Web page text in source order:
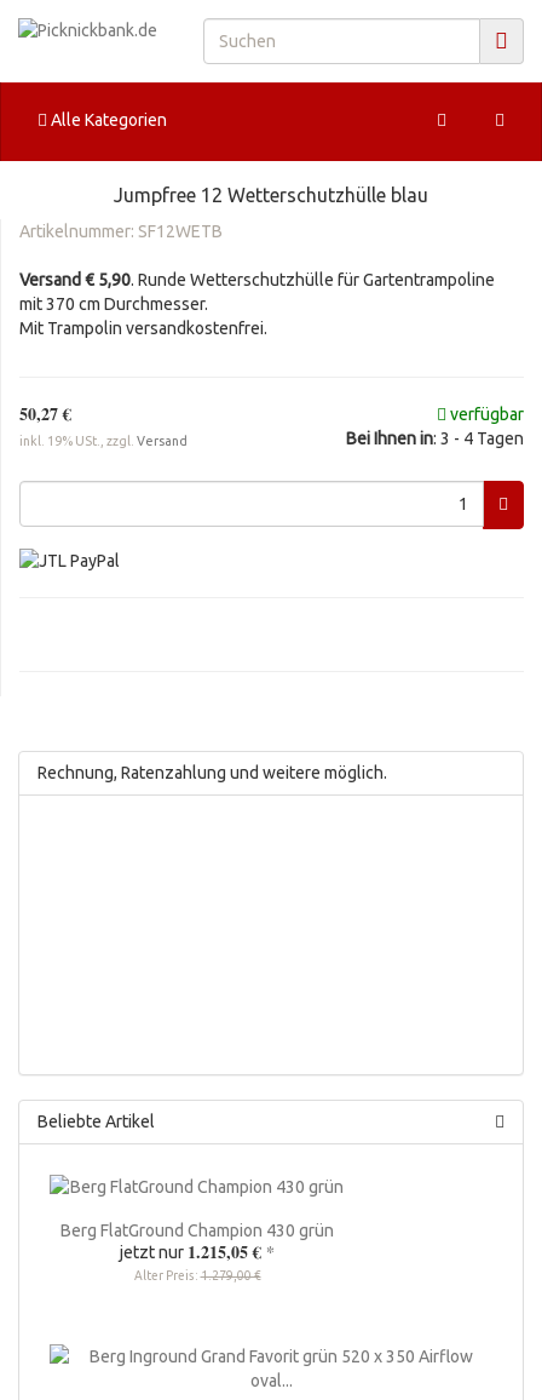
Alle Kategorien
Jumpfree 12 Wetterschutzhülle blau
Artikelnummer: SF12WETB
Versand € 5,90. Runde Wetterschutzhülle für Gartentrampoline
mit 370 cm Durchmesser.
Mit Trampolin versandkostenfrei.
50,27 €
inkl. 19% USt., zzgl. Versand
verfügbar
Bei Ihnen in: 3 - 4 Tagen
Rechnung, Ratenzahlung und weitere möglich.
Beliebte Artikel
Berg FlatGround Champion 430 grün
jetzt nur 1.215,05 € *
Alter Preis:1.279,00 €